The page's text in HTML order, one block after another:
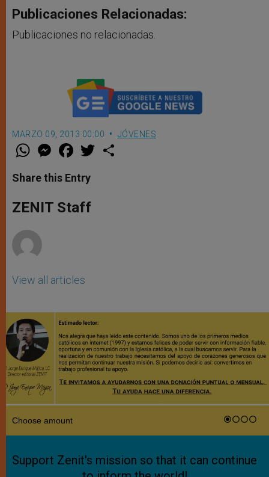
Publicaciones Relacionadas:
Publicaciones no relacionadas.
MARZO 09, 2013 00:00 JÓVENES
W
t
s
p
p
M
e
s
e
g
e
F
a
e
b
o
k
w
Share this Entry
ZENIT Staff
View all articles